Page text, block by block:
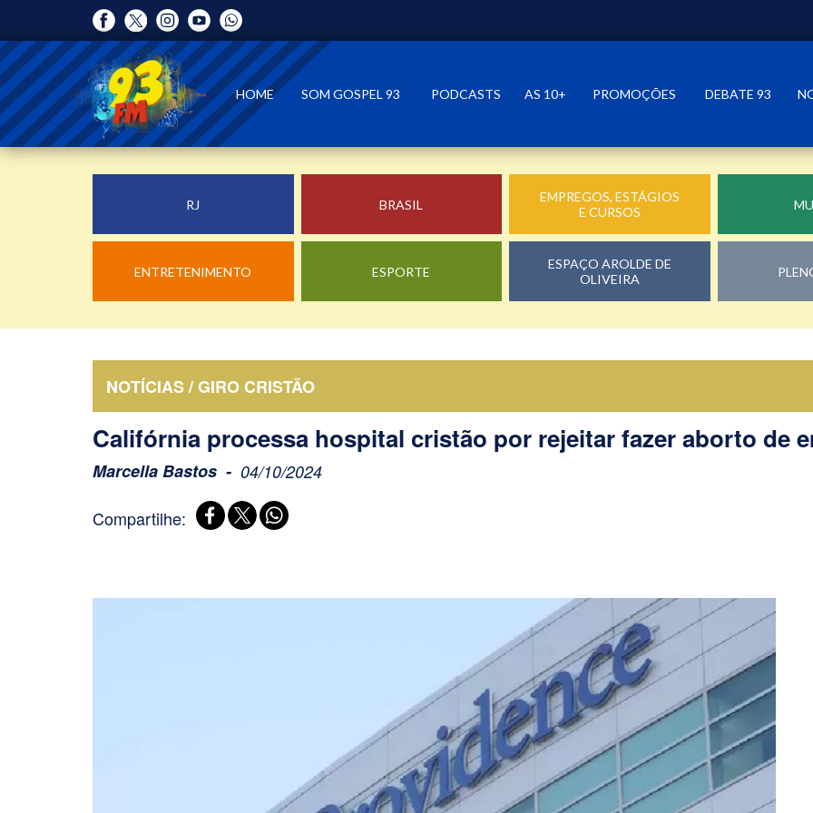
HOME SOM GOSPEL 93 PODCASTS AS 10+ PROMOÇÕES DEBATE 93
RJ BRASIL
EMPREGOS, ESTÁGIOS
E CURSOS
ENTRETENIMENTO ESPORTE
ESPAÇO AROLDE DE
OLIVEIRA
NOTÍCIAS / GIRO CRISTÃO
Califórnia processa hospital cristão por rejeitar fazer aborto de
Marcella Bastos 04/10/2024
Compartilhe: